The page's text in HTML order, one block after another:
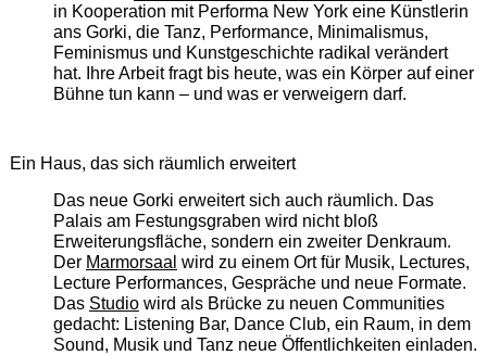
in Kooperation mit Performa New York eine Künstlerin
ans Gorki, die Tanz, Performance, Minimalismus,
Feminismus und Kunstgeschichte radikal verändert
hat. Ihre Arbeit fragt bis heute, was ein Körper auf einer
Bühne tun kann – und was er verweigern darf.
Ein Haus, das sich räumlich erweitert
Das neue Gorki erweitert sich auch räumlich. Das
Palais am Festungsgraben wird nicht bloß
Erweiterungsfläche, sondern ein zweiter Denkraum.
Der Marmorsaal wird zu einem Ort für Musik, Lectures,
Lecture Performances, Gespräche und neue Formate.
Das Studiowird als Brücke zu neuen Communities
gedacht: Listening Bar, Dance Club, ein Raum, in dem
Sound, Musik und Tanz neue Öffentlichkeiten einladen.